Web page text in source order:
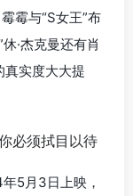
霉与“S女王”布
·杰克曼还有肖
真实度大大提
5月3日上映，